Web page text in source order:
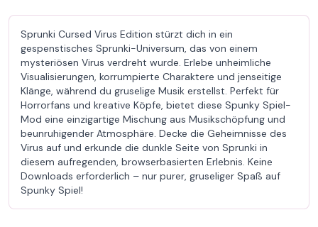
Sprunki Cursed Virus Edition stürzt dich in ein
gespenstisches Sprunki-Universum, das von einem
mysteriösen Virus verdreht wurde. Erlebe unheimliche
Visualisierungen, korrumpierte Charaktere und jenseitige
Klänge, während du gruselige Musik erstellst. Perfekt für
Horrorfans und kreative Köpfe, bietet diese Spunky Spiel-
Mod eine einzigartige Mischung aus Musikschöpfung und
beunruhigender Atmosphäre. Decke die Geheimnisse des
Virus auf und erkunde die dunkle Seite von Sprunki in
diesem aufregenden, browserbasierten Erlebnis. Keine
Downloads erforderlich – nur purer, gruseliger Spaß auf
Spunky Spiel!